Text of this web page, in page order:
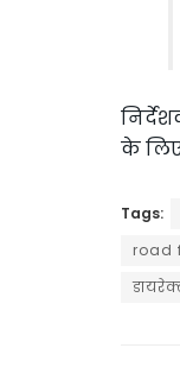
के
Tags:
road